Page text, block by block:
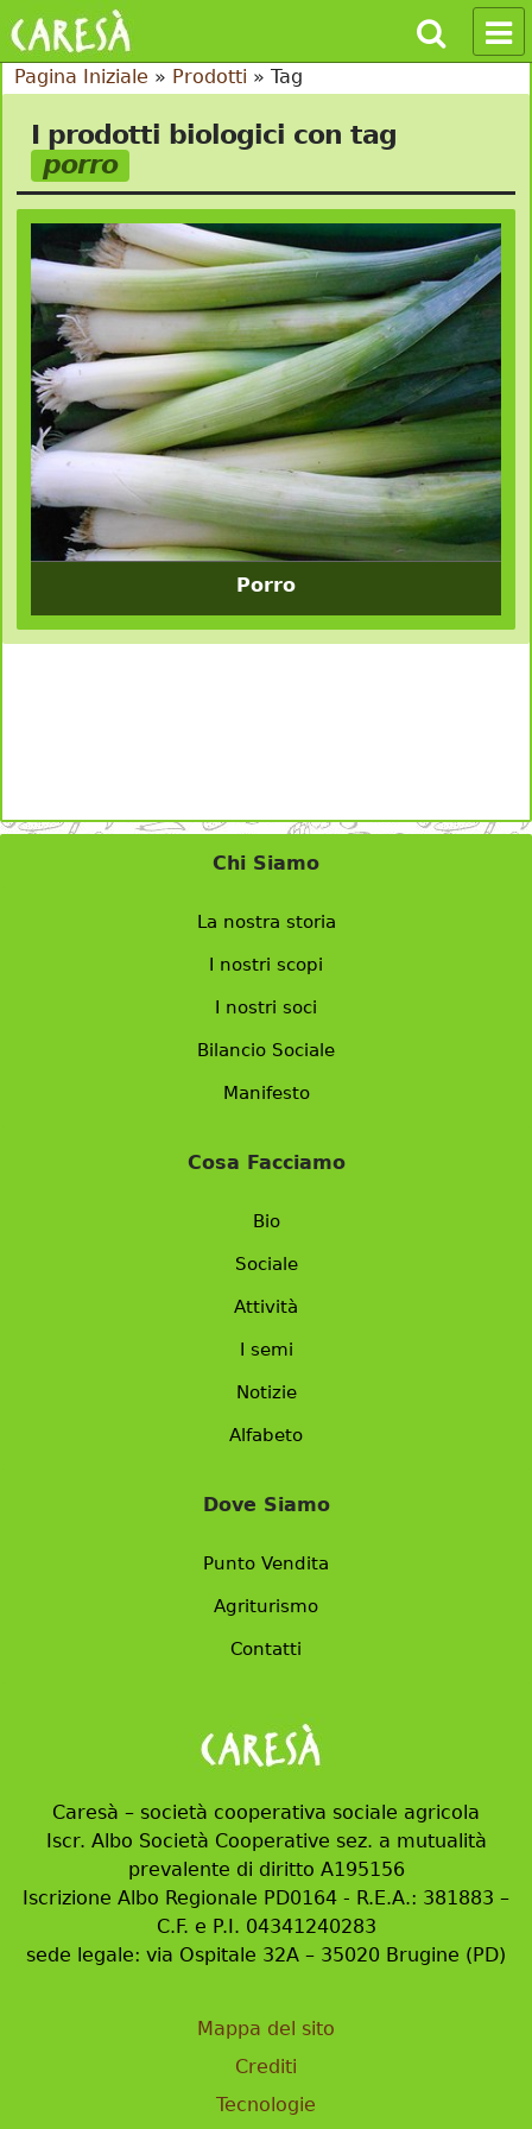
Pagina Iniziale » Prodotti » Tag
I prodotti biologici con tag
porro
Porro
Chi Siamo
La nostra storia
I nostri scopi
I nostri soci
Bilancio Sociale
Manifesto
Cosa Facciamo
Bio
Sociale
Attività
I semi
Notizie
Alfabeto
Dove Siamo
Punto Vendita
Agriturismo
Contatti
Caresà – società cooperativa sociale agricola
Iscr. Albo Società Cooperative sez. a mutualità
prevalente di diritto A195156
Iscrizione Albo Regionale PD0164 - R.E.A.: 381883 –
C.F. e P.I. 04341240283
sede legale: via Ospitale 32A – 35020 Brugine (PD)
Mappa del sito
Crediti
Tecnologie